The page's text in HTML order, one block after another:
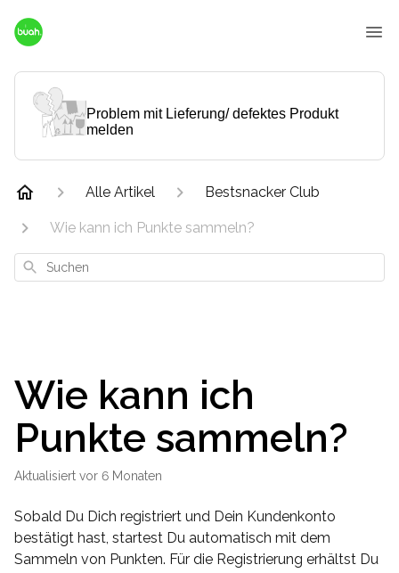
Problem mit Lieferung/ defektes Produkt
melden
Alle Artikel Bestsnacker Club
Wie kann ich Punkte sammeln?
Suchen
Wie kann ich
Punkte sammeln?
Aktualisiert vor 6 Monaten
Sobald Du Dich registriert und Dein Kundenkonto
bestätigt hast, startest Du automatisch mit dem
Sammeln von Punkten. Für die Registrierung erhältst Du